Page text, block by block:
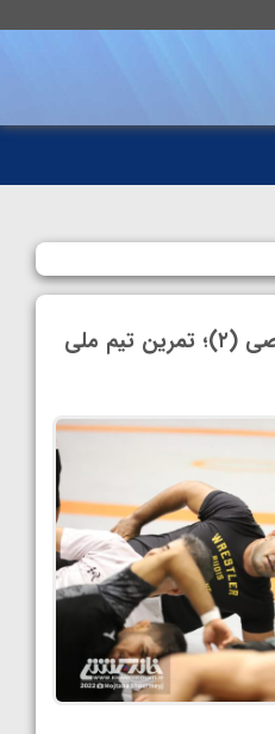
گزارش تصویری اختصاصی (۲)؛ تمرین تیم ملی